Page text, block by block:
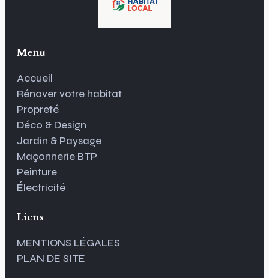
Menu
Accueil
Rénover votre habitat
Propreté
Déco & Design
Jardin & Paysage
Maçonnerie BTP
Peinture
Électricité
Liens
MENTIONS LÉGALES
PLAN DE SITE